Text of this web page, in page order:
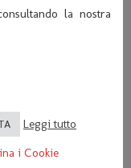
la nostra
Leggi tutto
i Cookie